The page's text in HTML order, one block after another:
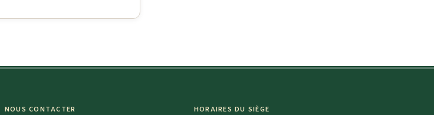
NOUS CONTACTER HORAIRES DU SIÈGE